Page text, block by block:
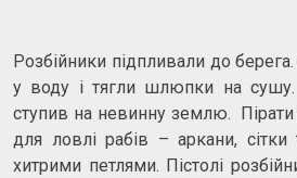
Розбійники підпливали до
у воду і тягли шлюпки на сушу.
ступив на невинну землю.
для ловлі рабів – аркани, сітки
хитрими петлями. Пістолі